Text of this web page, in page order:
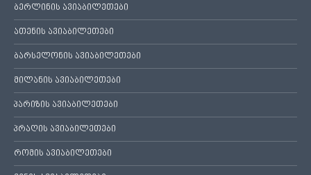
ბერლინის ავიაბილეთები
ათენის ავიაბილეთები
ბარსელონის ავიაბილეთები
მილანის ავიაბილეთები
პარიზის ავიაბილეთები
პრაღის ავიაბილეთები
რომის ავიაბილეთები